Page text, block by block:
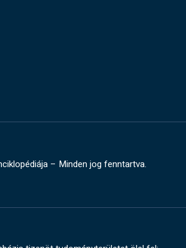
– Minden jog fenntartva.